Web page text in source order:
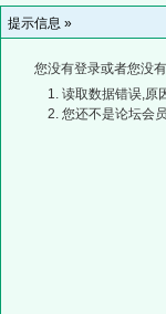
提示信息 »
您没有登录或者您没
读取数据错误,原
您还不是论坛会